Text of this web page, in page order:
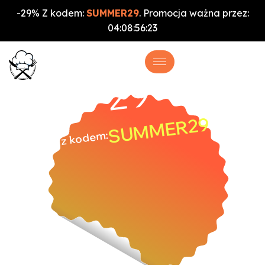
-29% Z kodem: SUMMER29. Promocja ważna przez:
04:08:56:22
-29%
z kodem:SUMMER29